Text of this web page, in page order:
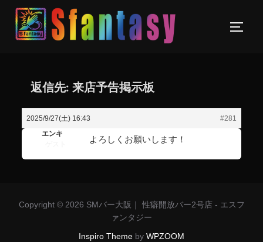
返信先: 来店予告掲示板
2025/9/27(土) 16:43
#281
エンキ
よろしくお願いします！
Copyright © 2026 SMバー大阪｜ 性癖開放バー2号店 - エスフ
ァンタジー
Inspiro Theme by WPZOOM